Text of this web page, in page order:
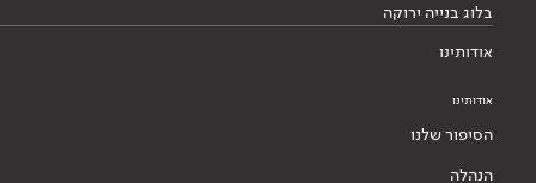
בלוג בנייה ירוקה
אודותינו
אודותינו
הסיפור שלנו
הנהלה